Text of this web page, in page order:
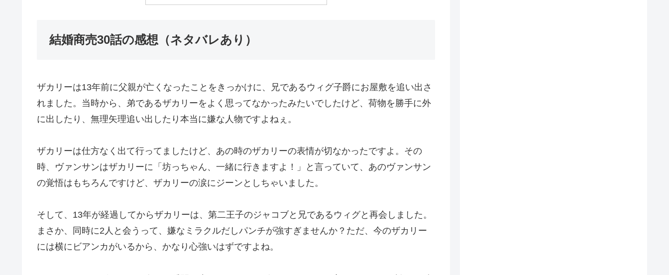
結婚商売30話の感想（ネタバレあり）
ザカリーは13年前に父親が亡くなったことをきっかけに、兄であるウィグ子爵にお屋敷を追い出さ
れました。当時から、弟であるザカリーをよく思ってなかったみたいでしたけど、荷物を勝手に外
に出したり、無理矢理追い出したり本当に嫌な人物ですよねぇ。
ザカリーは仕方なく出て行ってましたけど、あの時のザカリーの表情が切なかったですよ。その
時、ヴァンサンはザカリーに「坊っちゃん、一緒に行きますよ！」と言っていて、あのヴァンサン
の覚悟はもちろんですけど、ザカリーの涙にジーンとしちゃいました。
そして、13年が経過してからザカリーは、第二王子のジャコブと兄であるウィグと再会しました。
まさか、同時に2人と会うって、嫌なミラクルだしパンチが強すぎませんか？ただ、今のザカリー
には横にビアンカがいるから、かなり心強いはずですよね。